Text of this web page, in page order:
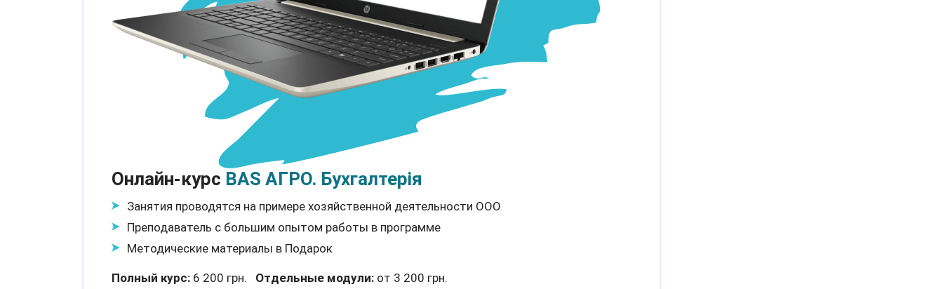
Онлайн-курс BAS АГРО. Бухгалтерія
Занятия проводятся на примере хозяйственной деятельности ООО
Преподаватель с большим опытом работы в программе
Методические материалы в Подарок
Полный курс: 6 200 грн. Отдельные модули: от 3 200 грн.